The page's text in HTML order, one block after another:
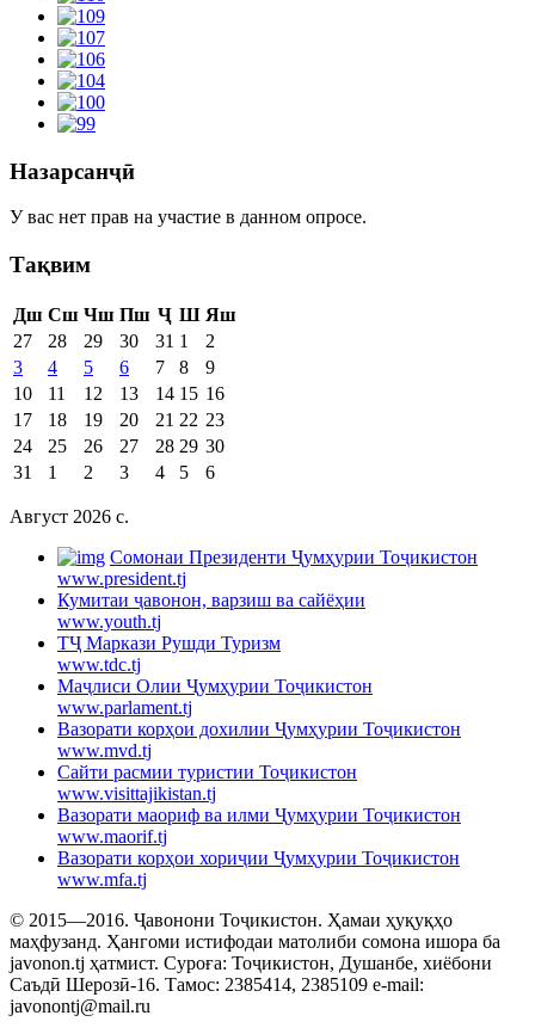
Назарсанҷӣ
У вас нет прав на участие в данном опросе.
Тақвим
Дш Сш Чш Пш Ҷ Ш Яш
27
28 29 30 31 1
2
3
4 5 6 7 8
9
10
11 12 13 14 15 16
17
18 19 20 21 22 23
24
25 26 27 28 29 30
31
1 2 3 4 5 6
Август 2026 c.
Cомонаи Президенти Ҷумҳурии Тоҷикистон
www.president.tj
Кумитаи ҷавонон, варзиш ва сайёҳии
www.youth.tj
ТҶ Маркази Рушди Туризм
www.tdc.tj
Маҷлиси Олии Ҷумҳурии Тоҷикистон
www.parlament.tj
Вазорати корҳои дохилии Ҷумҳурии Тоҷикистон
www.mvd.tj
Сайти расмии туристии Тоҷикистон
www.visittajikistan.tj
Вазорати маориф ва илми Ҷумҳурии Тоҷикистон
www.maorif.tj
Вазорати корҳои хориҷии Ҷумҳурии Тоҷикистон
www.mfa.tj
© 2015—2016. Ҷавонони Тоҷикистон. Ҳамаи ҳуқуқҳо
маҳфузанд. Ҳангоми истифодаи матолиби сомона ишора ба
javonon.tj ҳатмист. Суроға: Тоҷикистон, Душанбе, хиёбони
Саъдӣ Шерозӣ-16. Тамос: 2385414, 2385109 e-mail:
javonontj@mail.ru